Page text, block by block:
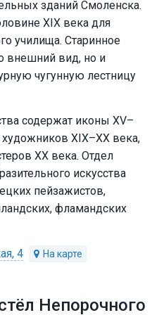
зданий Смоленска.
XIX века для
училища. Старинное
внешний вид, но и
чугунную лестницу
содержат иконы XV–
XIX–XX века,
XX века. Отдел
искусства
пейзажистов,
фламандских
4
Непорочного